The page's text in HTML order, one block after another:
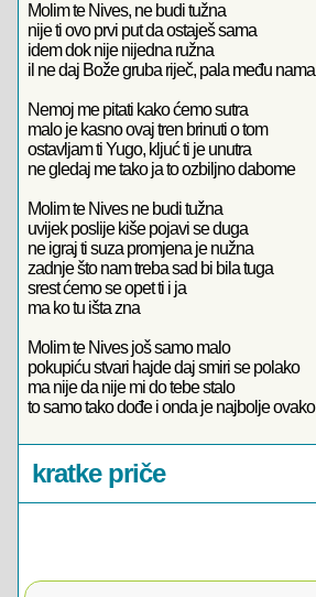
Molim te Nives, ne budi tužna
nije ti ovo prvi put da ostaješ sama
idem dok nije nijedna ružna
il ne daj Bože gruba riječ, pala među nama
Nemoj me pitati kako ćemo sutra
malo je kasno ovaj tren brinuti o tom
ostavljam ti Yugo, kljuć ti je unutra
ne gledaj me tako ja to ozbiljno dabome
Molim te Nives ne budi tužna
uvijek poslije kiše pojavi se duga
ne igraj ti suza promjena je nužna
zadnje što nam treba sad bi bila tuga
srest ćemo se opet ti i ja
ma ko tu išta zna
Molim te Nives još samo malo
pokupiću stvari hajde daj smiri se polako
ma nije da nije mi do tebe stalo
to samo tako dođe i onda je najbolje ovako
kratke priče